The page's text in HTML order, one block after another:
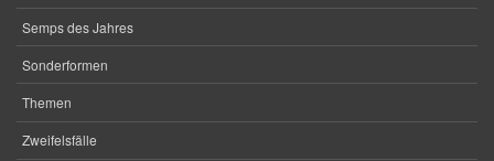
Semps des Jahres
Sonderformen
Themen
Zweifelsfälle